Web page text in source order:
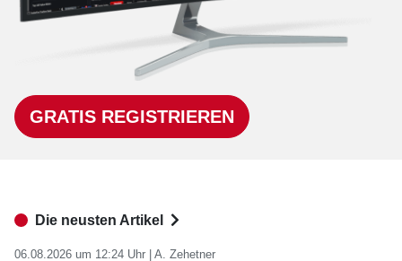
GRATIS REGISTRIEREN
Die neusten Artikel
06.08.2026 um 12:24 Uhr | A. Zehetner